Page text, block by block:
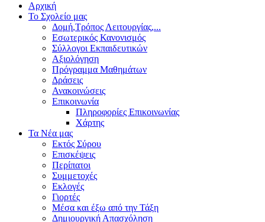
Αρχική
Το Σχολείο μας
Δομή,Τρόπος Λειτουργίας,...
Εσωτερικός Κανονισμός
Σύλλογοι Εκπαιδευτικών
Αξιολόγηση
Πρόγραμμα Μαθημάτων
Δράσεις
Ανακοινώσεις
Επικοινωνία
Πληροφορίες Επικοινωνίας
Χάρτης
Τα Νέα μας
Εκτός Σύρου
Επισκέψεις
Περίπατοι
Συμμετοχές
Εκλογές
Γιορτές
Μέσα και έξω από την Τάξη
Δημιουργική Απασχόληση